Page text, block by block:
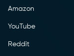
Amazon
YouTube
Reddit